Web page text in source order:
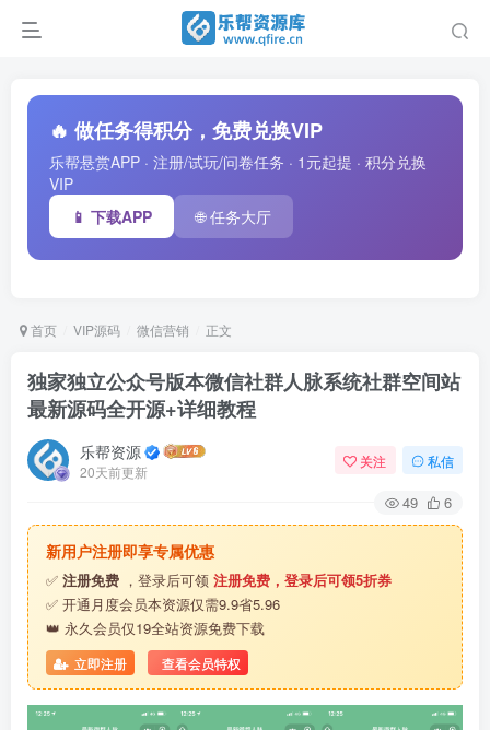
🔥 做任务得积分，免费兑换VIP
乐帮悬赏APP · 注册/试玩/问卷任务 · 1元起提 · 积分兑换
VIP
📱 下载APP
🌐 任务大厅
首页 VIP源码 微信营销 正文
独家独立公众号版本微信社群人脉系统社群空间站
最新源码全开源+详细教程
乐帮资源
20天前更新
关注 私信
49 6
新用户注册即享专属优惠
✅ 注册免费 ，登录后可领 注册免费，登录后可领5折券
✅ 开通月度会员本资源仅需9.9省5.96
👑 永久会员仅19全站资源免费下载
立即注册 查看会员特权